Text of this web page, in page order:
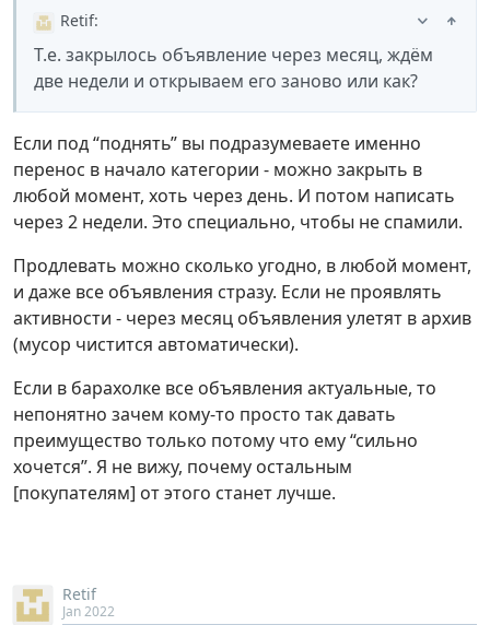
Retif:
Т.е. закрылось объявление через месяц, ждём
две недели и открываем его заново или как?
Если под “поднять” вы подразумеваете именно
перенос в начало категории - можно закрыть в
любой момент, хоть через день. И потом написать
через 2 недели. Это специально, чтобы не спамили.
Продлевать можно сколько угодно, в любой момент,
и даже все объявления стразу. Если не проявлять
активности - через месяц объявления улетят в архив
(мусор чистится автоматически).
Если в барахолке все объявления актуальные, то
непонятно зачем кому-то просто так давать
преимущество только потому что ему “сильно
хочется”. Я не вижу, почему остальным
[покупателям] от этого станет лучше.
Retif
Jan 2022